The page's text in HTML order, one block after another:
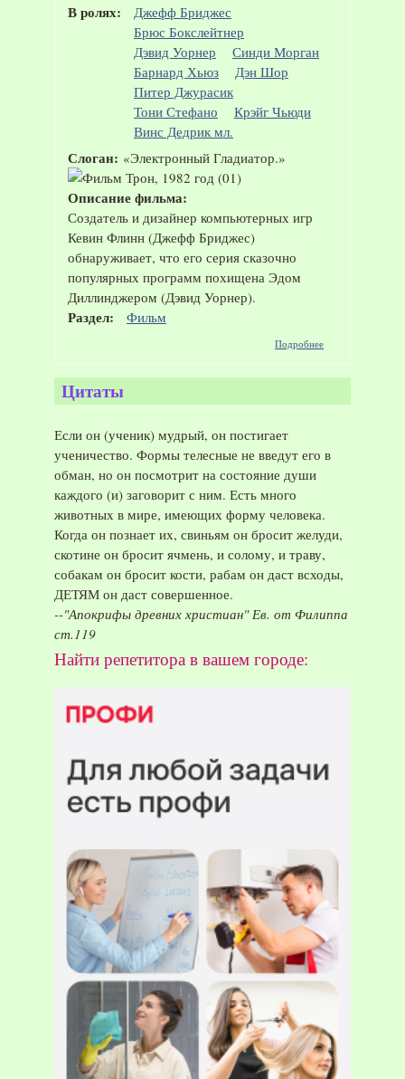
В ролях:
Джефф Бриджес
Брюс Бокслейтнер
Дэвид Уорнер
Синди Морган
Барнард Хьюз
Дэн Шор
Питер Джурасик
Тони Стефано
Крэйг Чьюди
Винс Дедрик мл.
Слоган: «Электронный Гладиатор.»
Описание фильма:
Создатель и дизайнер компьютерных игр
Кевин Флинн (Джефф Бриджес)
обнаруживает, что его серия сказочно
популярных программ похищена Эдом
Диллинджером (Дэвид Уорнер).
Раздел: Фильм
Подробнее
Цитаты
Если он (ученик) мудрый, он постигает
ученичество. Формы телесные не введут его в
обман, но он посмотрит на состояние души
каждого (и) заговорит с ним. Есть много
животных в мире, имеющих форму человека.
Когда он познает их, свиньям он бросит желуди,
скотине он бросит ячмень, и солому, и траву,
собакам он бросит кости, рабам он даст всходы,
ДЕТЯМ он даст совершенное.
--"Апокрифы древних христиан" Ев. от Филиппа
ст.119
Найти репетитора в вашем городе: